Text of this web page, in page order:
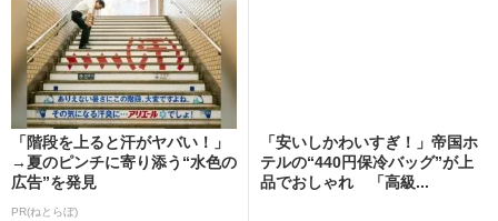
「階段を上ると汗がヤバい！」
→夏のピンチに寄り添う“水色の
広告”を発見
PR(ねとらぼ)
「安いしかわいすぎ！」帝国ホ
テルの“440円保冷バッグ”が上
品でおしゃれ 「高級...